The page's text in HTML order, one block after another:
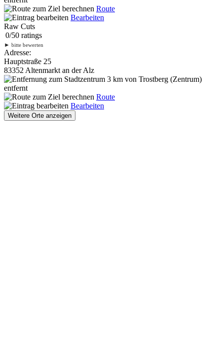
Route
Bearbeiten
Raw Cuts
0/50 ratings
► bitte bewerten
Adresse:
Hauptstraße 25
83352 Altenmarkt an der Alz
3 km von Trostberg (Zentrum)
entfernt
Route
Bearbeiten
Weitere Orte anzeigen